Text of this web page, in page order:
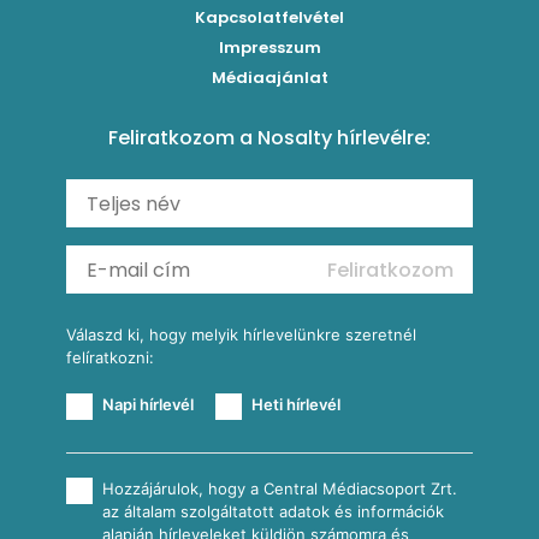
Carbonara
Szaftos paprikás csirke
Shakshuka
Ratatouille
Kukoricás-újhagymás lepény
Mexikói húsleves kukorica salsával
Almás-kéksajtos kukoricasaláta
Köretek
Reggeli receptek
Kapcsolatfelvétel
Impresszum
Médiaajánlat
Feliratkozom a Nosalty hírlevélre:
Feliratkozom
Válaszd ki, hogy melyik hírlevelünkre szeretnél
felíratkozni:
Napi hírlevél Heti hírlevél
Hozzájárulok, hogy a Central Médiacsoport Zrt.
az általam szolgáltatott adatok és információk
alapján hírleveleket küldjön számomra és